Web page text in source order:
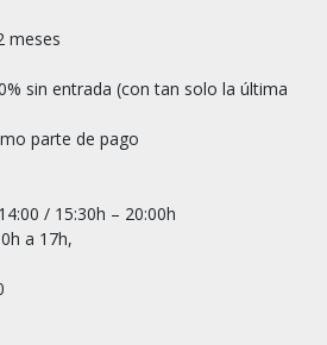
meses
sin entrada (con tan solo la última
parte de pago
/ 15:30h – 20:00h
a 17h,